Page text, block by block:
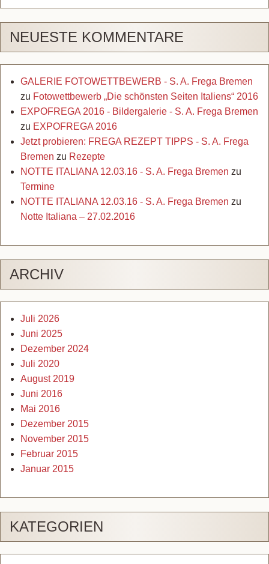
NEUESTE KOMMENTARE
GALERIE FOTOWETTBEWERB - S. A. Frega Bremen
zu Fotowettbewerb „Die schönsten Seiten Italiens“ 2016
EXPOFREGA 2016 - Bildergalerie - S. A. Frega Bremen
zu EXPOFREGA 2016
Jetzt probieren: FREGA REZEPT TIPPS - S. A. Frega
Bremen zu Rezepte
NOTTE ITALIANA 12.03.16 - S. A. Frega Bremen zu
Termine
NOTTE ITALIANA 12.03.16 - S. A. Frega Bremen zu
Notte Italiana – 27.02.2016
ARCHIV
Juli 2026
Juni 2025
Dezember 2024
Juli 2020
August 2019
Juni 2016
Mai 2016
Dezember 2015
November 2015
Februar 2015
Januar 2015
KATEGORIEN